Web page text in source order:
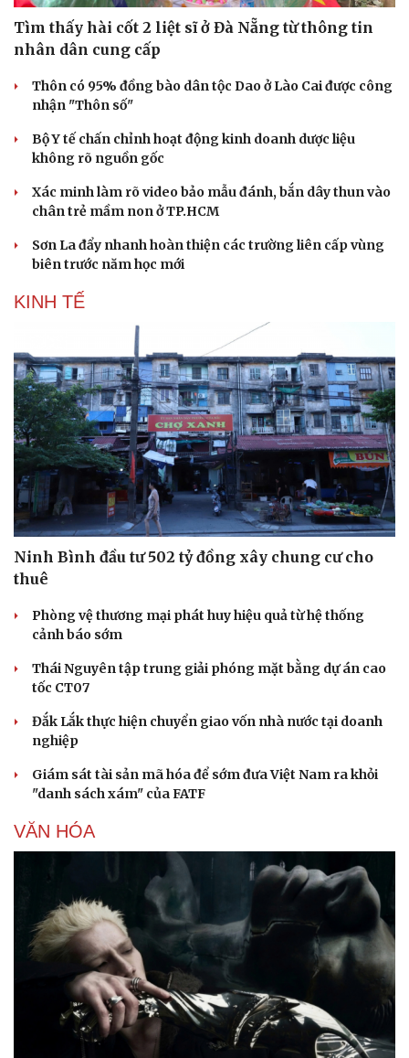
Văn hóa
Sân khấu - Điện ảnh
Văn học
Âm nhạc
Giải trí
Nghệ sĩ
Thời trang
Sao Việt
Tìm thấy hài cốt 2 liệt sĩ ở Đà Nẵng từ thông tin
nhân dân cung cấp
Thôn có 95% đồng bào dân tộc Dao ở Lào Cai được công
nhận "Thôn số"
Bộ Y tế chấn chỉnh hoạt động kinh doanh dược liệu
không rõ nguồn gốc
Xác minh làm rõ video bảo mẫu đánh, bắn dây thun vào
chân trẻ mầm non ở TP.HCM
Sơn La đẩy nhanh hoàn thiện các trường liên cấp vùng
biên trước năm học mới
KINH TẾ
Ninh Bình đầu tư 502 tỷ đồng xây chung cư cho
thuê
Phòng vệ thương mại phát huy hiệu quả từ hệ thống
cảnh báo sớm
Thái Nguyên tập trung giải phóng mặt bằng dự án cao
tốc CT07
Đắk Lắk thực hiện chuyển giao vốn nhà nước tại doanh
nghiệp
Giám sát tài sản mã hóa để sớm đưa Việt Nam ra khỏi
"danh sách xám" của FATF
VĂN HÓA